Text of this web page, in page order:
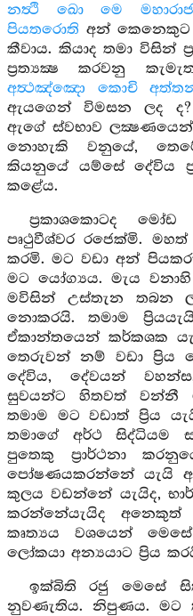
නත්‍ථි ඛො මෙ
පියතරොති අන් කෙනෙකුට
කීවාය. කියාද තමා විසින්
ප්‍රත්‍යක්‍ෂ කරවනු
අත්‍ථඤ්ඤො කොචි
ඇයගෙන් විමසන ලද ද?
ඇගේ ස්වභාව
නොහැකි වනුයේ,
කියනුයේ යම්සේ දේවිය
කළේය.
ප්‍රකාශකොටද
පෘථුවීශ්වර රජෙක්මි.
කරමි. මට වඩා අන්
මට යෝග්‍යය. මැය
මවිසින් උස්තැන තබන
නොකරයි. තමාම
ඒකාන්තයෙන් කර්කශක
තෙරුවන් නම් වඩා ප්‍රිය
දේවිය, දේවයන්
සුවයන්ට හිතවත් වන්නී
තමාම මට වඩාත් ප්‍රිය
තමාගේ අර්ථ සිද්ධියම
පුතෙකු ප්‍රාර්ථනා
පෝෂණයකරන්නේ යැයි
කුලය වඩන්නේ යැයිද,
කරන්නේයැයිද
කෘත්‍යය වශයෙන්
ලෝකයා අන්‍යයාට ප්‍රිය
ඉක්බිති රජු මෙසේ
නුවණැතිය. නිපුණය. මට